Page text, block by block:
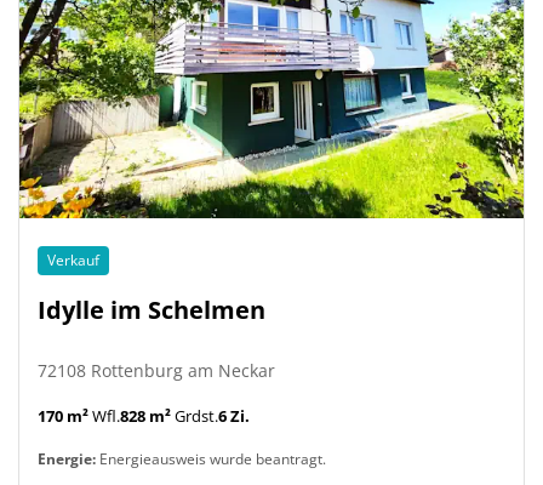
Verkauf
Idylle im Schelmen
72108 Rottenburg am Neckar
170 m²Wfl.828 m²Grdst.6 Zi.
Energie: Energieausweis wurde beantragt.